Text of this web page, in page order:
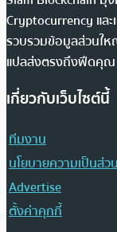
Cryptocurrency และ
รวบรวมข้อมูลส่วนให
แปลส่งตรงถึงฟีดคุณ
เกี่ยวกับเว็บไซต์นี้
ทีมงาน
นโยบายความเป็นส่ว
Advertise
ตั้งค่าคุกกี้